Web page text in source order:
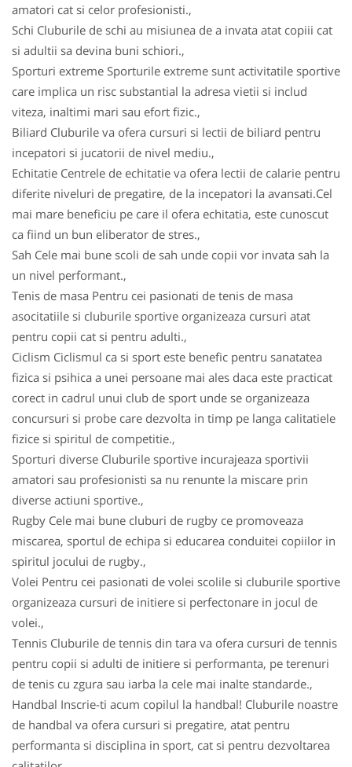
amatori cat si celor profesionisti.,
Schi Cluburile de schi au misiunea de a invata atat copiii cat
si adultii sa devina buni schiori.,
Sporturi extreme Sporturile extreme sunt activitatile sportive
care implica un risc substantial la adresa vietii si includ
viteza, inaltimi mari sau efort fizic.,
Biliard Cluburile va ofera cursuri si lectii de biliard pentru
incepatori si jucatorii de nivel mediu.,
Echitatie Centrele de echitatie va ofera lectii de calarie pentru
diferite niveluri de pregatire, de la incepatori la avansati.Cel
mai mare beneficiu pe care il ofera echitatia, este cunoscut
ca fiind un bun eliberator de stres.,
Sah Cele mai bune scoli de sah unde copii vor invata sah la
un nivel performant.,
Tenis de masa Pentru cei pasionati de tenis de masa
asocitatiile si cluburile sportive organizeaza cursuri atat
pentru copii cat si pentru adulti.,
Ciclism Ciclismul ca si sport este benefic pentru sanatatea
fizica si psihica a unei persoane mai ales daca este practicat
corect in cadrul unui club de sport unde se organizeaza
concursuri si probe care dezvolta in timp pe langa calitatiele
fizice si spiritul de competitie.,
Sporturi diverse Cluburile sportive incurajeaza sportivii
amatori sau profesionisti sa nu renunte la miscare prin
diverse actiuni sportive.,
Rugby Cele mai bune cluburi de rugby ce promoveaza
miscarea, sportul de echipa si educarea conduitei copiilor in
spiritul jocului de rugby.,
Volei Pentru cei pasionati de volei scolile si cluburile sportive
organizeaza cursuri de initiere si perfectonare in jocul de
volei.,
Tennis Cluburile de tennis din tara va ofera cursuri de tennis
pentru copii si adulti de initiere si performanta, pe terenuri
de tenis cu zgura sau iarba la cele mai inalte standarde.,
Handbal Inscrie-ti acum copilul la handbal! Cluburile noastre
de handbal va ofera cursuri si pregatire, atat pentru
performanta si disciplina in sport, cat si pentru dezvoltarea